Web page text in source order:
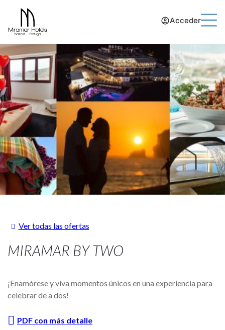
Acceder
Ver todas las ofertas
MIRAMAR BY TWO
¡Enamórese y viva momentos únicos en una experiencia para
celebrar de a dos!
PDF con más detalle